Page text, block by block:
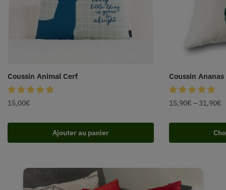
Coussin Animal Cerf
15,00€
Ajouter au panier
Coussin
15,90€ – 31,90€